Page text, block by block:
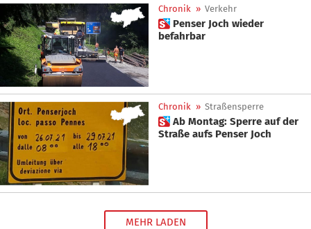
Chronik » Verkehr
 Penser Joch wieder
befahrbar
Chronik » Straßensperre
 Ab Montag: Sperre auf der
Straße aufs Penser Joch
MEHR LADEN